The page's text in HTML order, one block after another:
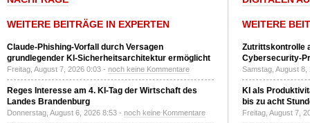
WEITERE BEITRÄGE IN EXPERTEN
Claude-Phishing-Vorfall durch Versagen
grundlegender KI-Sicherheitsarchitektur ermöglicht
Freitag, August 7, 2026 0:03 - noch keine Kommentare
Reges Interesse am 4. KI-Tag der Wirtschaft des
Landes Brandenburg
Donnerstag, August 6, 2026 8:53 - noch keine Kommentare
WEITERE
Zutrittskontrolle
Cybersecurity-
Samstag, August
KI als
bis zu acht
Freitag, August 7,